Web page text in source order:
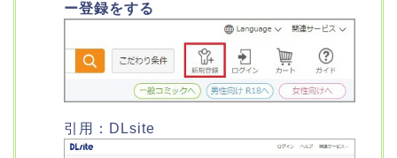
ー登録をする
引用：DLsite